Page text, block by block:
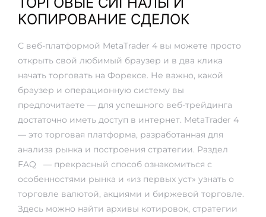
КОПИРОВАНИЕ СДЕЛОК
С веб-платформой MetaTrader 4 вы можете просто
открыть свой любимый браузер и в два клика
начать торговать на Форексе. Не важно, какой
браузер и операционную систему вы
предпочитаете — для успешного веб-трейдинга
достаточно иметь доступ в интернет. MetaTrader 4
— это торговая платформа, разработанная для
анализа рынка и построения стратегии. Раздел
FAQ — прекрасный способ ознакомиться с
особенностями рынка и «из первых уст» узнать о
торговле валютой, акциями и биржевой торговле.
Здесь можно найти архивы котировок, стратегии